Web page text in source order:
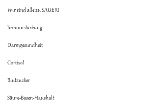
Wir sind alle zu SAUER!
Immunstärkung
Darmgesundheit
Cortisol
Blutzucker
Säure-Basen-Haushalt